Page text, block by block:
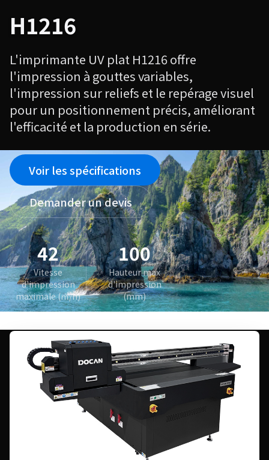
H1216
L'imprimante UV plat H1216 offre
l'impression à gouttes variables,
l'impression sur reliefs et le repérage visuel
pour un positionnement précis, améliorant
l'efficacité et la production en série.
Voir les spécifications
Demander un devis
42
Vitesse
d'impression
maximale (㎡/h)
100
Hauteur max
d'impression
(mm)